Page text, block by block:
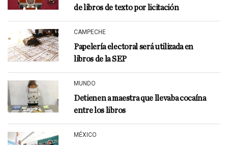
de libros de texto por licitación
CAMPECHE
Papelería electoral será utilizada en
libros de la SEP
MUNDO
Detienen a maestra que llevaba cocaína
entre los libros
MÉXICO